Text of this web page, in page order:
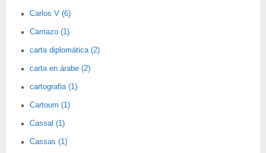
Carlos V (6)
Carriazo (1)
carta diplomática (2)
carta en árabe (2)
cartografia (1)
Cartoum (1)
Cassal (1)
Cassas (1)